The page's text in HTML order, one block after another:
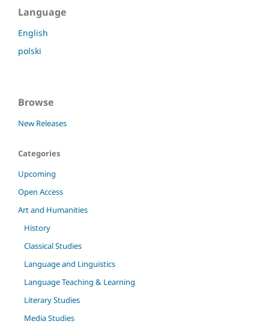
Language
English
polski
Browse
New Releases
Categories
Upcoming
Open Access
Art and Humanities
History
Classical Studies
Language and Linguistics
Language Teaching & Learning
Literary Studies
Media Studies